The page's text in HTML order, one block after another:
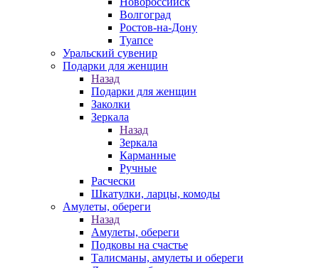
Волгоград
Ростов-на-Дону
Туапсе
Уральский сувенир
Подарки для женщин
Назад
Подарки для женщин
Заколки
Зеркала
Назад
Зеркала
Карманные
Ручные
Расчески
Шкатулки, ларцы, комоды
Амулеты, обереги
Назад
Амулеты, обереги
Подковы на счастье
Талисманы, амулеты и обереги